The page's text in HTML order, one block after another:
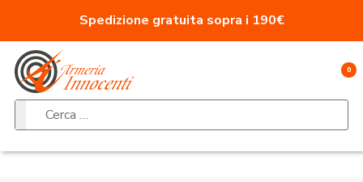
Spedizione gratuita sopra i 190€
0
Ricerca per: